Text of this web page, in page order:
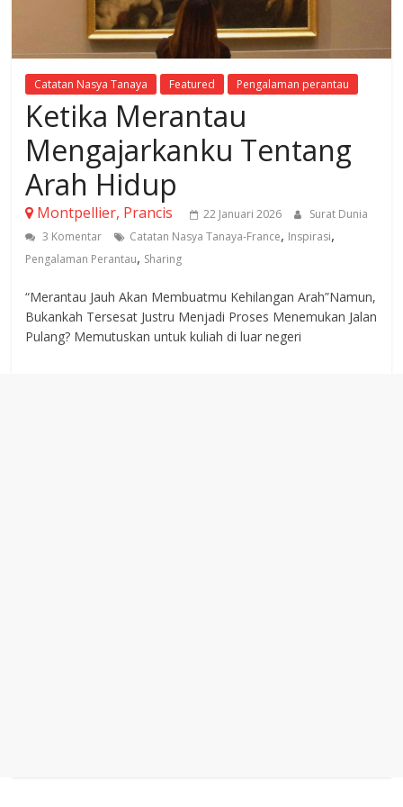
Catatan Nasya Tanaya Featured Pengalaman perantau
Ketika Merantau
Mengajarkanku Tentang
Arah Hidup
Montpellier, Prancis 22 Januari 2026
Surat Dunia
3 Komentar
Catatan Nasya Tanaya-France, Inspirasi,
Pengalaman Perantau, Sharing
“Merantau Jauh Akan Membuatmu Kehilangan Arah”Namun,
Bukankah Tersesat Justru Menjadi Proses Menemukan Jalan
Pulang? Memutuskan untuk kuliah di luar negeri